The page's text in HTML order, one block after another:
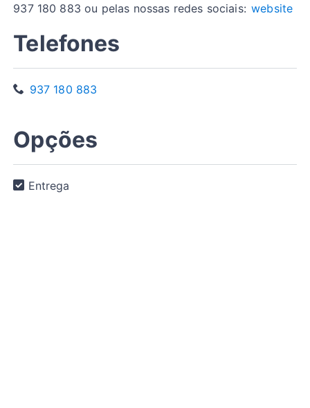
937 180 883 ou pelas nossas redes sociais: website
Telefones
937 180 883
Opções
Entrega